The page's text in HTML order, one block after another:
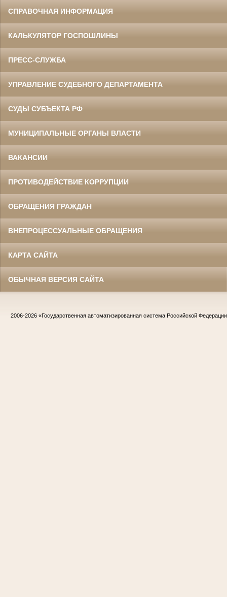
СПРАВОЧНАЯ ИНФОРМАЦИЯ
КАЛЬКУЛЯТОР ГОСПОШЛИНЫ
ПРЕСС-СЛУЖБА
УПРАВЛЕНИЕ СУДЕБНОГО ДЕПАРТАМЕНТА
СУДЫ СУБЪЕКТА РФ
МУНИЦИПАЛЬНЫЕ ОРГАНЫ ВЛАСТИ
ВАКАНСИИ
ПРОТИВОДЕЙСТВИЕ КОРРУПЦИИ
ОБРАЩЕНИЯ ГРАЖДАН
ВНЕПРОЦЕССУАЛЬНЫЕ ОБРАЩЕНИЯ
КАРТА САЙТА
ОБЫЧНАЯ ВЕРСИЯ САЙТА
2006-2026 «Государственная автоматизированная система Российской